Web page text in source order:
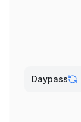
Daypass